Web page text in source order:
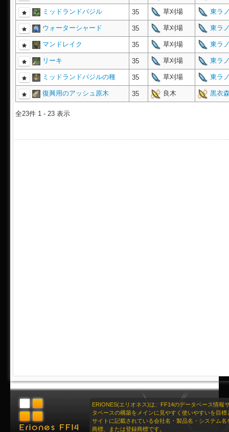
ミッドランドバジル 35 草刈場 東ラ
ウォーターシャード 35 草刈場 東ラ
マンドレイク 35 草刈場 東ラ
リーキ 35 草刈場 東ラ
ミッドランドバジルの種 35 草刈場 東ラ
復興用のアッシュ原木 35 良木 黒衣
全23件 1 - 23 表示
ERIONES(エリオネス)は、FF14のデータベース情報
タベースの構築をメインに見やすく使いやすいを目標
サイトに記載されている会社名・製品名・システム名
商標、または登録商標です。